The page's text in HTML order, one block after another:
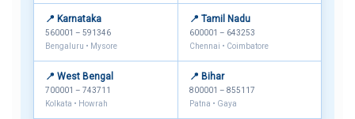
📍 Karnataka
560001 – 591346
Bengaluru • Mysore
📍 Tamil Nadu
600001 – 643253
Chennai • Coimbatore
📍 West Bengal
700001 – 743711
Kolkata • Howrah
📍 Bihar
800001 – 855117
Patna • Gaya